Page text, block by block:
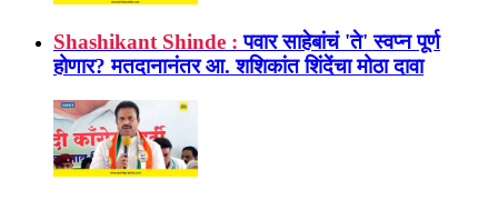
Shashikant Shinde : पवार साहेबांचं 'ते' स्वप्न पूर्ण
होणार? मतदानानंतर आ. शशिकांत शिंदेंचा मोठा दावा